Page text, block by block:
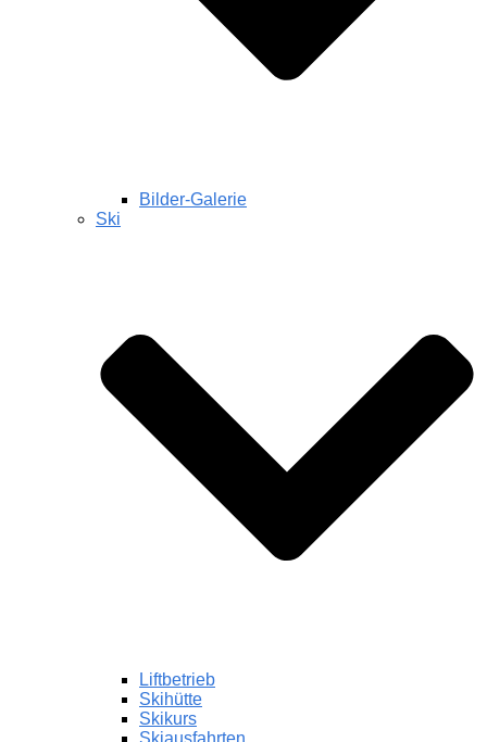
Bilder-Galerie
Ski
Liftbetrieb
Skihütte
Skikurs
Skiausfahrten